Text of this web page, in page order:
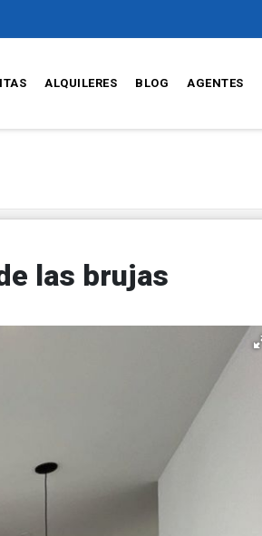
ALQUILERES BLOG AGENTES
las brujas